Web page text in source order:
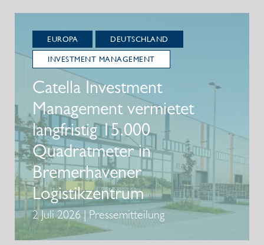
EUROPA
DEUTSCHLAND
INVESTMENT MANAGEMENT
Catella Investment
Management vermietet
langfristig 15.000
Quadratmeter in
Bremerhavener
Logistikzentrum
2 Juli 2026 | Pressemitteilung